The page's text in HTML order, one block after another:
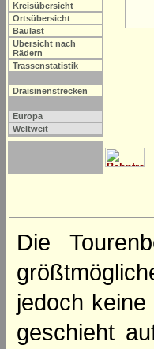
Kreisübersicht
Ortsübersicht
Baulast
Übersicht nach
Rädern
Trassenstatistik
Draisinenstrecken
Europa
Weltweit
Die
jedoch
geschieht